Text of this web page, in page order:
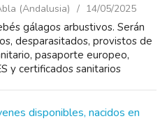
(Andalusia) 14/05/2025
gálagos arbustivos. Serán
desparasitados, provistos de
pasaporte europeo,
y certificados sanitarios
disponibles, nacidos en